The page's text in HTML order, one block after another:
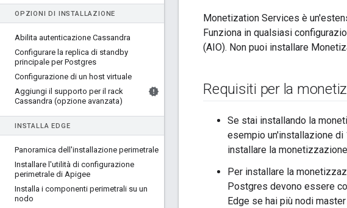
OPZIONI DI INSTALLAZIONE
Abilita autenticazione Cassandra
Configurare la replica di standby
principale per Postgres
Configurazione di un host virtuale
Aggiungi il supporto per il rack
Cassandra (opzione avanzata)
INSTALLA EDGE
Panoramica dell'installazione perimetrale
Installare l'utilità di configurazione
perimetrale di Apigee
Installa i componenti perimetrali su un
nodo
Monetization Services è
Funziona in qualsiasi
(AIO). Non puoi installare
Requisiti per la
Se stai installando la
esempio un'installazione
installare la
Per installare la
Postgres devono essere
Edge se hai più nodi